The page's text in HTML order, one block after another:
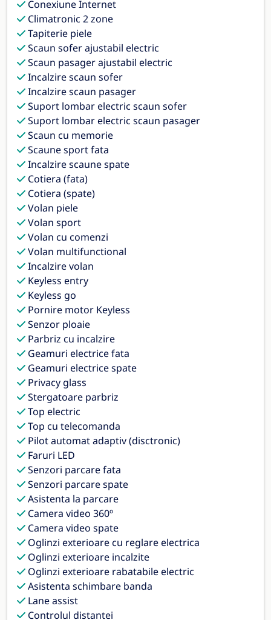
Conexiune Internet
Climatronic 2 zone
Tapiterie piele
Scaun sofer ajustabil electric
Scaun pasager ajustabil electric
Incalzire scaun sofer
Incalzire scaun pasager
Suport lombar electric scaun sofer
Suport lombar electric scaun pasager
Scaun cu memorie
Scaune sport fata
Incalzire scaune spate
Cotiera (fata)
Cotiera (spate)
Volan piele
Volan sport
Volan cu comenzi
Volan multifunctional
Incalzire volan
Keyless entry
Keyless go
Pornire motor Keyless
Senzor ploaie
Parbriz cu incalzire
Geamuri electrice fata
Geamuri electrice spate
Privacy glass
Stergatoare parbriz
Top electric
Top cu telecomanda
Pilot automat adaptiv (disctronic)
Faruri LED
Senzori parcare fata
Senzori parcare spate
Asistenta la parcare
Camera video 360º
Camera video spate
Oglinzi exterioare cu reglare electrica
Oglinzi exterioare incalzite
Oglinzi exterioare rabatabile electric
Asistenta schimbare banda
Lane assist
Controlul distantei